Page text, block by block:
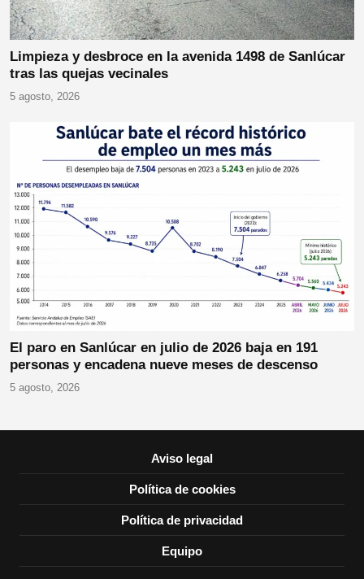
Limpieza y desbroce en la avenida 1498 de Sanlúcar
tras las quejas vecinales
5 agosto, 2026
El paro en Sanlúcar en julio de 2026 baja en 191
personas y encadena nueve meses de descenso
5 agosto, 2026
Aviso legal
Política de cookies
Política de privacidad
Equipo